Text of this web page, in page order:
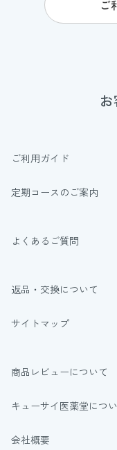
ご
ご利用ガイド
定期コースのご案内
よくあるご質問
返品・交換について
サイトマップ
商品レビューについて
キューサイ医薬堂につ
会社概要